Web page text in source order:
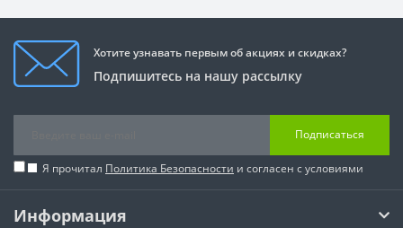
Хотите узнавать первым об акциях и скидках?
Подпишитесь на нашу рассылку
Подписаться
Я прочитал Политика Безопасности и согласен с условиями
Информация